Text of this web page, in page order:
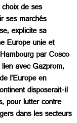
de ses
ses marchés
explicite sa
Europe unie et
par Cosco
avec Gazprom,
l’Europe en
disposerait-il
pour lutter contre
dans les secteurs